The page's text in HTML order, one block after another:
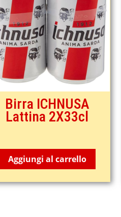
Birra ICHNUSA
Lattina 2X33cl
Aggiungi al carrello